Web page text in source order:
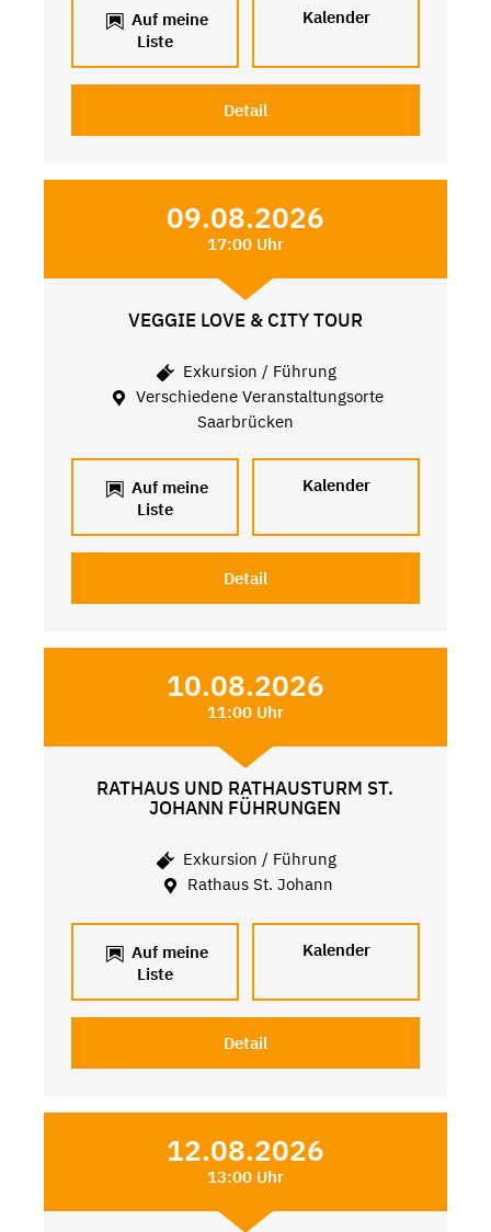
Auf meine
Liste
Kalender
Detail
09.08.2026
17:00 Uhr
VEGGIE LOVE & CITY TOUR
Exkursion / Führung
Verschiedene Veranstaltungsorte
Saarbrücken
Auf meine
Liste
Kalender
Detail
10.08.2026
11:00 Uhr
RATHAUS UND RATHAUSTURM ST.
JOHANN FÜHRUNGEN
Exkursion / Führung
Rathaus St. Johann
Auf meine
Liste
Kalender
Detail
12.08.2026
13:00 Uhr